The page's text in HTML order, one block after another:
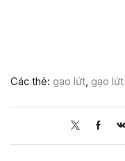
Các thẻ: gạo lứt, gạo